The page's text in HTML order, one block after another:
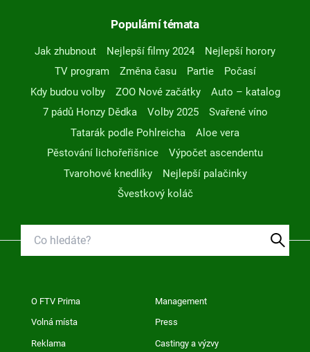
Populární témata
Jak zhubnout Nejlepší filmy 2024
Nejlepší horory
TV program
Změna času Partie
Počasí
Kdy budou volby
ZOO Nové začátky
Auto – katalog
7 pádů Honzy Dědka
Volby 2025
Svařené víno
Tatarák podle Pohlreicha
Aloe vera
Pěstování lichořeřišnice
Výpočet ascendentu
Tvarohové knedlíky
Nejlepší palačinky
Švestkový koláč
O FTV Prima Management
Volná místa Press
Reklama Castingy a výzvy